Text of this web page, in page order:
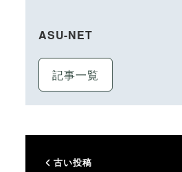
ASU-NET
記事一覧
古い投稿